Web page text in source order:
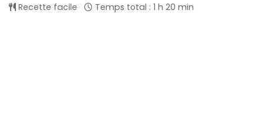
Recette facile Temps total : 1 h 20 min